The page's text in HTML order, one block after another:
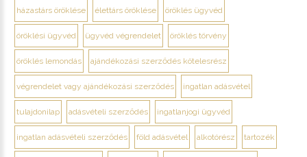
házastárs öröklése élettárs öröklése öröklés ügyvéd
öröklési ügyvéd ügyvéd végrendelet öröklés törvény
öröklés lemondás ajándékozási szerződés kötelesrész
végrendelet vagy ajándékozási szerződés ingatlan adásvétel
tulajdonilap adásvételi szerződés ingatlanjogi ügyvéd
ingatlan adásvételi szerződés föld adásvétel alkotórész tartozék